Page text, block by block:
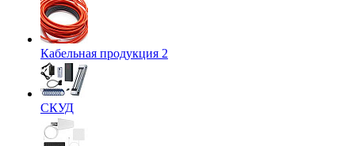
Кабельная продукция 2
СКУД